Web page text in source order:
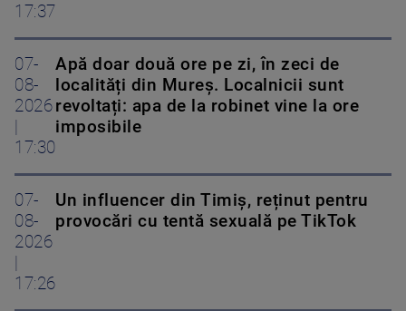
17:37
07-
08-
2026
17:30
Apă doar două ore pe zi, în zeci de
localități din Mureș. Localnicii sunt
revoltați: apa de la robinet vine la ore
imposibile
07-
08-
2026
17:26
Un influencer din Timiș, reținut pentru
provocări cu tentă sexuală pe TikTok